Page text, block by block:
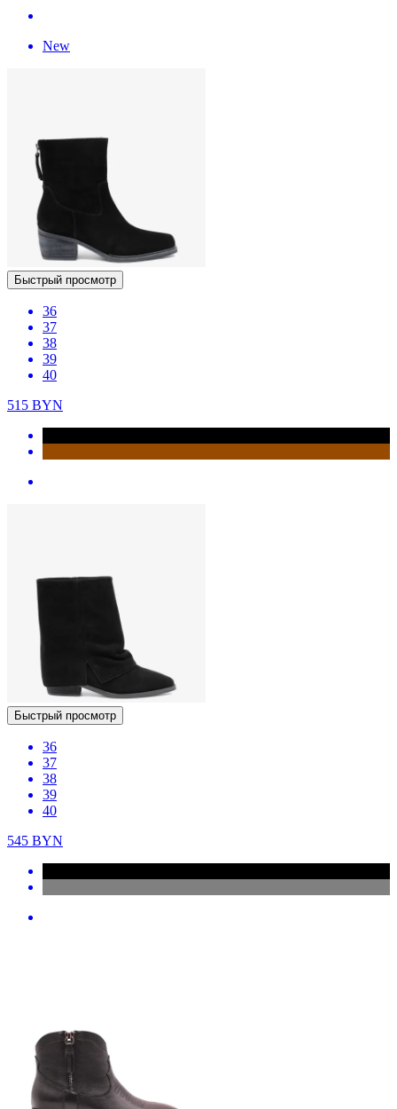
New
Быстрый просмотр
36
37
38
39
40
515 BYN
Быстрый просмотр
36
37
38
39
40
545 BYN